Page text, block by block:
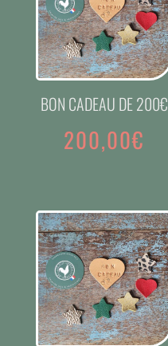
BON CADEAU DE 200€
200,00€